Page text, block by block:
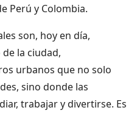
Perú y Colombia.
son, hoy en día,
la ciudad,
urbanos que no solo
sino donde las
trabajar y divertirse. Es